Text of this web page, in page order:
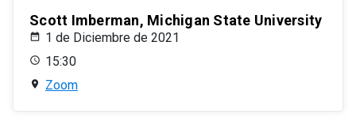
Scott Imberman, Michigan State University
1 de Diciembre de 2021
15:30
Zoom